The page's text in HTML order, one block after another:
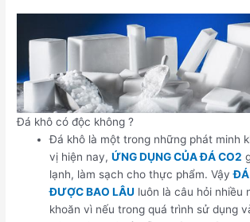
Đá khô có độc không ?
Đá khô là một trong những phát minh
vị hiện nay,ỨNG DỤNG CỦA ĐÁ CO2
lạnh, làm sạch cho thực phẩm. VậyĐÁ
ĐƯỢC BAO LÂU luôn là câu hỏi nhiều
khoăn vì nếu trong quá trình sử dụng